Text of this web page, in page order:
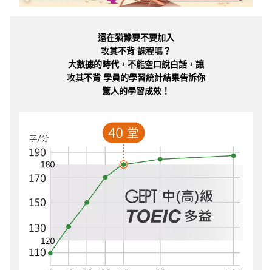
還在猶豫要不要加入
攻其不背 課程嗎？
大數據的時代，不能空口說白話，讓
攻其不背 學員的學習統計結果告訴你
驚人的學習成效！